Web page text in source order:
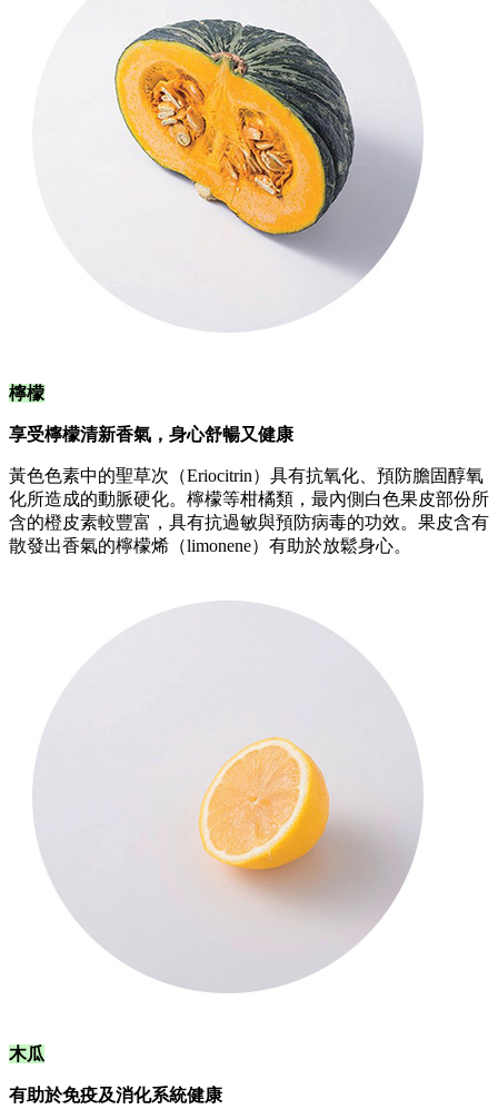
檸檬
享受檸檬清新香氣，身心舒暢又健康
黃色色素中的聖草次（Eriocitrin）具有抗氧化、預防膽固醇氧
化所造成的動脈硬化。檸檬等柑橘類，最內側白色果皮部份所
含的橙皮素較豐富，具有抗過敏與預防病毒的功效。果皮含有
散發出香氣的檸檬烯（limonene）有助於放鬆身心。
木瓜
有助於免疫及消化系統健康